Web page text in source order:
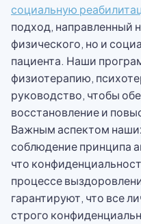
социальную
подход, направленный
физического, но и
пациента. Наши
физиотерапию,
руководство, чтобы
восстановление и
Важным аспектом
соблюдение принципа
что
процессе
гарантируют, что все
строго